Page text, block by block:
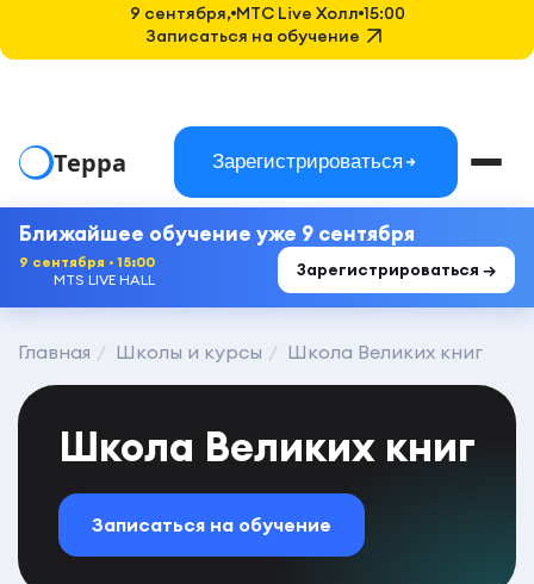
Терра Зарегистрироваться
Ближайшее обучение уже 9 сентября
9 сентября · 15:00
MTS LIVE HALL
Зарегистрироваться →
Главная Школы и курсы Школа Великих книг
Школа Великих книг
Записаться на обучение
9 сентября, MTC Live Холл 15:00
Записаться на обучение